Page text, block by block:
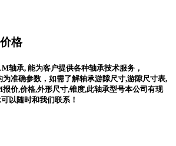
格
轴承, 能为客户提供各种轴承技术服务，
准确参数，如需了解轴承游隙尺寸,游隙尺寸表,
价,价格,外形尺寸,锥度,此轴承型号本公司有现
以随时和我们联系！